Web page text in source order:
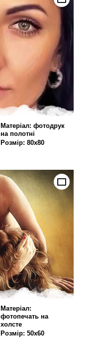
Матеріал: фотодрук
на полотні
Розмір: 80х80
Матеріал:
фотопечать на
холсте
Розмір: 50х60